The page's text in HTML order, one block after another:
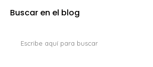
Buscar en el blog